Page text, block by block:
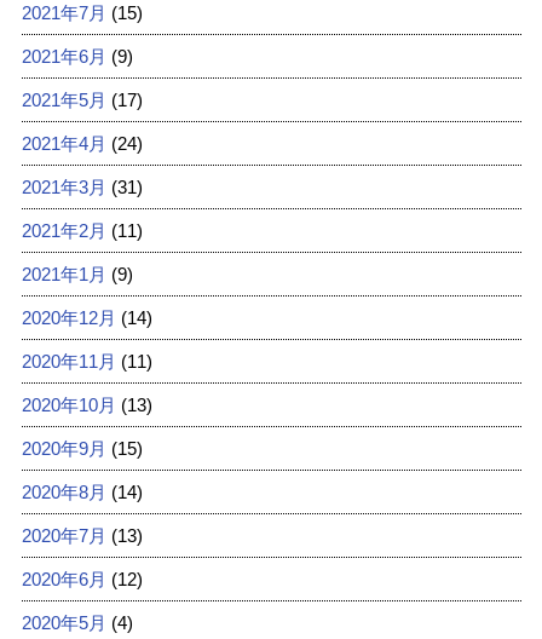
2021年7月 (15)
2021年6月 (9)
2021年5月 (17)
2021年4月 (24)
2021年3月 (31)
2021年2月 (11)
2021年1月 (9)
2020年12月 (14)
2020年11月 (11)
2020年10月 (13)
2020年9月 (15)
2020年8月 (14)
2020年7月 (13)
2020年6月 (12)
2020年5月 (4)